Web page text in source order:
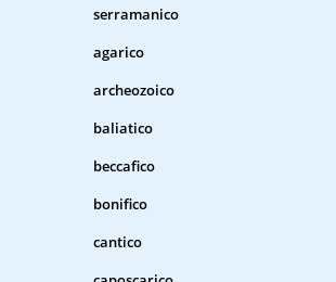
serramanico
agarico
archeozoico
baliatico
beccafico
bonifico
cantico